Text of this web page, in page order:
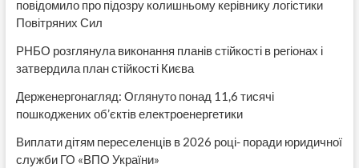
повідомило про підозру колишньому керівнику логістики
Повітряних Сил
РНБО розглянула виконання планів стійкості в регіонах і
затвердила план стійкості Києва
Держенергонагляд: Оглянуто понад 11,6 тисячі
пошкоджених об’єктів електроенергетики
Виплати дітям переселенців в 2026 році- поради юридичної
служби ГО «ВПО України»